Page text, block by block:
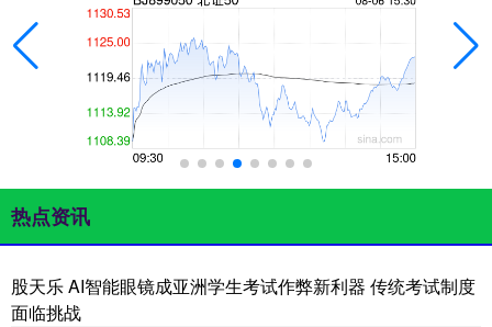
热点资讯
股天乐 AI智能眼镜成亚洲学生考试作弊新利器 传统考试制度
面临挑战